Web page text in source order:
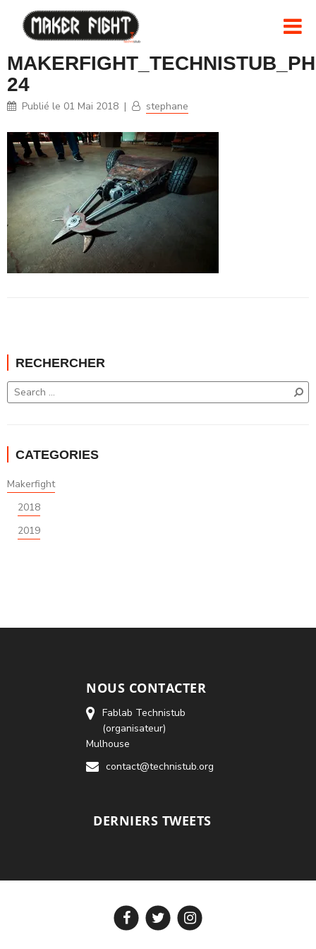
24
Publié le 01 Mai 2018 | stephane
RECHERCHER
CATEGORIES
Makerfight
2018
2019
NOUS CONTACTER
Fablab Technistub
(organisateur)
Mulhouse
contact@technistub.org
DERNIERS TWEETS